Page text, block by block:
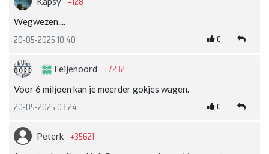
Wegwezen....
20-05-2025 10:40 0
Feijenoord +7232
Voor 6 miljoen kan je meerder gokjes wagen.
20-05-2025 03:24 0
Peterk +35621